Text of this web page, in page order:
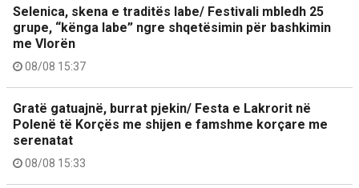
Selenica, skena e traditës labe/ Festivali mbledh 25
grupe, “kënga labe” ngre shqetësimin për bashkimin
me Vlorën
08/08 15:37
Gratë gatuajnë, burrat pjekin/ Festa e Lakrorit në
Polenë të Korçës me shijen e famshme korçare me
serenatat
08/08 15:33